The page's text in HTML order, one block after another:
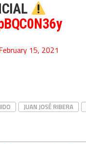
15, 2021
JUAN JOSÉ RIBERA